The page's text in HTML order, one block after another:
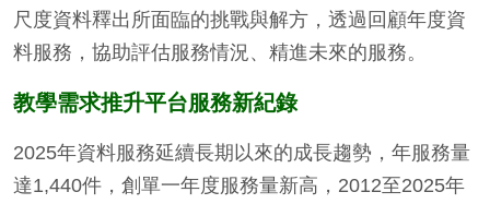
尺度資料釋出所面臨的挑戰與解方，透過回顧年度資
料服務，協助評估服務情況、精進未來的服務。
教學需求推升平台服務新紀錄
2025年資料服務延續長期以來的成長趨勢，年服務量
達1,440件，創單一年度服務量新高，2012至2025年